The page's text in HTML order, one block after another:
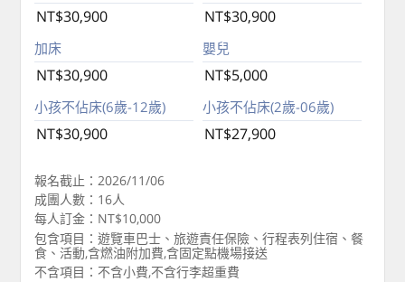
NT$30,900 NT$30,900
加床
NT$30,900
嬰兒
NT$5,000
小孩不佔床(6歲-12歲)
NT$30,900
小孩不佔床(2歲-06歲)
NT$27,900
報名截止：2026/11/06
成團人數：16人
每人訂金：NT$10,000
包含項目：遊覽車巴士、旅遊責任保險、行程表列住宿、餐
食、活動,含燃油附加費,含固定點機場接送
不含項目：不含小費,不含行李超重費